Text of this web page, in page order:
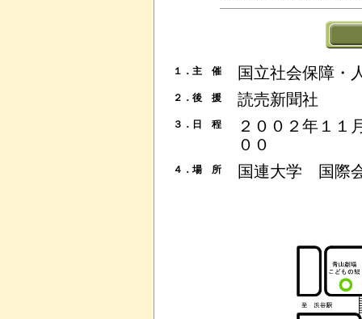
１．主 催 国立社会保障・
２．後 援 読売新聞社
３．日 程
２００２年１１
００
４．場 所 国連大学 国際